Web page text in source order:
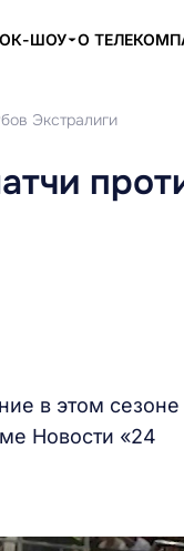
ШОУ О
Экстралиги
в этом сезоне
Новости «24